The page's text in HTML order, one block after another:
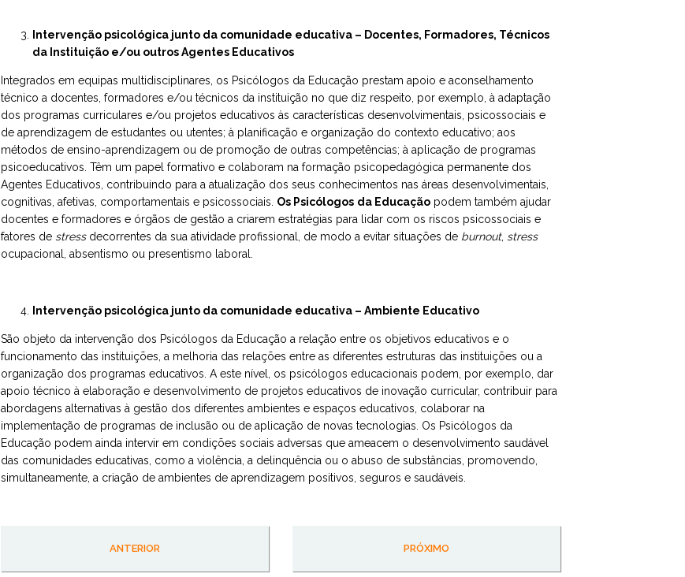
Intervenção psicológica junto da comunidade educativa – Docentes, Formadores, Técnicos
da Instituição e/ou outros Agentes Educativos
Integrados em equipas multidisciplinares, os Psicólogos da Educação prestam apoio e aconselhamento
técnico a docentes, formadores e/ou técnicos da instituição no que diz respeito, por exemplo, à adaptação
dos programas curriculares e/ou projetos educativos às características desenvolvimentais, psicossociais e
de aprendizagem de estudantes ou utentes; à planificação e organização do contexto educativo; aos
métodos de ensino-aprendizagem ou de promoção de outras competências; à aplicação de programas
psicoeducativos. Têm um papel formativo e colaboram na formação psicopedagógica permanente dos
Agentes Educativos, contribuindo para a atualização dos seus conhecimentos nas áreas desenvolvimentais,
cognitivas, afetivas, comportamentais e psicossociais. Os Psicólogos da Educação podem também ajudar
docentes e formadores e órgãos de gestão a criarem estratégias para lidar com os riscos psicossociais e
fatores de stressdecorrentes da sua atividade profissional, de modo a evitar situações de burnout, stress
ocupacional, absentismo ou presentismo laboral.
Intervenção psicológica junto da comunidade educativa – Ambiente Educativo
São objeto da intervenção dos Psicólogos da Educação a relação entre os objetivos educativos e o
funcionamento das instituições, a melhoria das relações entre as diferentes estruturas das instituições ou a
organização dos programas educativos. A este nível, os psicólogos educacionais podem, por exemplo, dar
apoio técnico à elaboração e desenvolvimento de projetos educativos de inovação curricular, contribuir para
abordagens alternativas à gestão dos diferentes ambientes e espaços educativos, colaborar na
implementação de programas de inclusão ou de aplicação de novas tecnologias. Os Psicólogos da
Educação podem ainda intervir em condições sociais adversas que ameacem o desenvolvimento saudável
das comunidades educativas, como a violência, a delinquência ou o abuso de substâncias, promovendo,
simultaneamente, a criação de ambientes de aprendizagem positivos, seguros e saudáveis.
ANTERIOR PRÓXIMO